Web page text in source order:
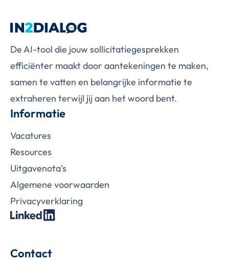
De AI-tool die jouw sollicitatiegesprekken
efficiënter maakt door aantekeningen te maken,
samen te vatten en belangrijke informatie te
extraheren terwijl jij aan het woord bent.
Informatie
Vacatures
Resources
Uitgavenota's
Algemene voorwaarden
Privacy­­­­­verklaring­
Contact